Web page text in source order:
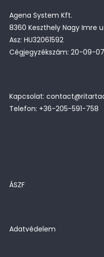
Agena System Kft.
8360 Keszthely Nagy Imre
Asz: HU32061592
Cégjegyzékszám: 20-09-
Kapcsolat:
Telefon: +36-205-591-758
ÁSZF
Adatvédelem